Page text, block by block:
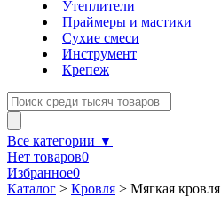
Утеплители
Праймеры и мастики
Сухие смеси
Инструмент
Крепеж
Все категории ▼
Нет товаров0
Избранное0
Каталог > Кровля > Мягкая кровля